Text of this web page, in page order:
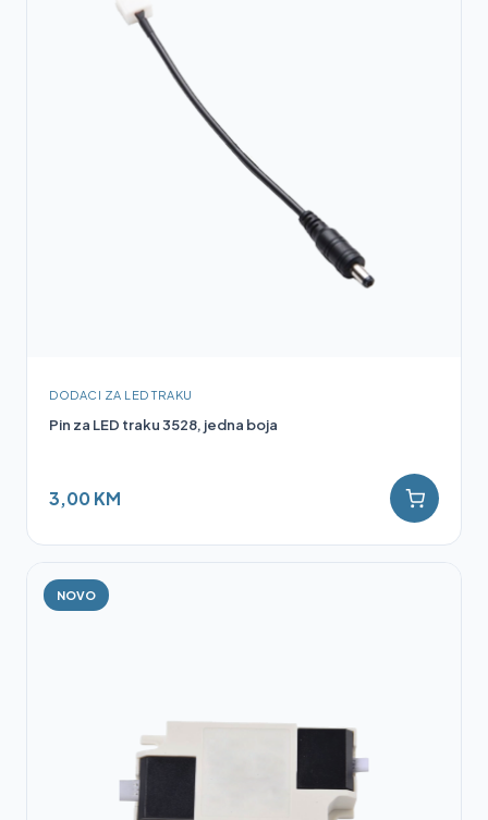
DODACI ZA LED TRAKU
Pin za LED traku 3528, jedna boja
3,00 KM
NOVO